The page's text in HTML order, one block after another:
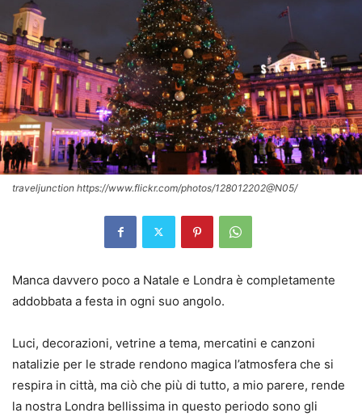
traveljunction https://www.flickr.com/photos/128012202@N05/
Manca davvero poco a Natale e Londra è completamente
addobbata a festa in ogni suo angolo.
Luci, decorazioni, vetrine a tema, mercatini e canzoni
natalizie per le strade rendono magica l’atmosfera che si
respira in città, ma ciò che più di tutto, a mio parere, rende
la nostra Londra bellissima in questo periodo sono gli